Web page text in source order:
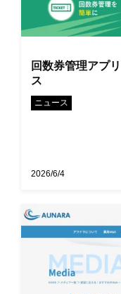
回数券管理アプ
ス
ニュース
2026/6/4